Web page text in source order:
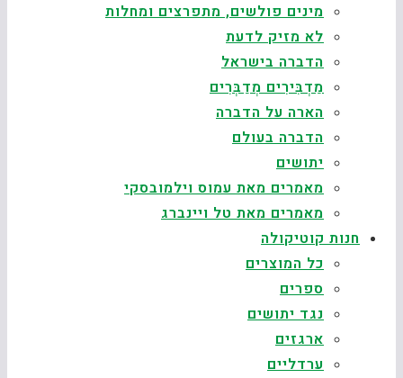
מינים פולשים, מתפרצים ומחלות
לא מזיק לדעת
הדברה בישראל
מַדְבִּירִים מְדַבְּרִים
הארה על הדברה
הדברה בעולם
יתושים
מאמרים מאת עמוס וילמובסקי
מאמרים מאת טל ויינברג
חנות קוטיקולה
כל המוצרים
ספרים
נגד יתושים
ארגזים
ערדליים